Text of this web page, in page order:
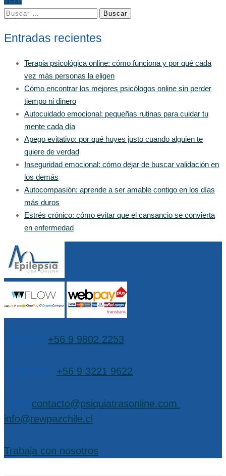
Buscar:
Entradas recientes
Terapia psicológica online: cómo funciona y por qué cada
vez más personas la eligen
Cómo encontrar los mejores psicólogos online sin perder
tiempo ni dinero
Autocuidado emocional: pequeñas rutinas para cuidar tu
mente cada día
Apego evitativo: por qué huyes justo cuando alguien te
quiere de verdad
Inseguridad emocional: cómo dejar de buscar validación en
los demás
Autocompasión: aprende a ser amable contigo en los días
más duros
Estrés crónico: cómo evitar que el cansancio se convierta
en enfermedad
+56 9 9802 2253
+56 9 3221 9622
contacto@psiquiatrasonline.com
info@rewpazchile.cl
Trabaja con nosotros